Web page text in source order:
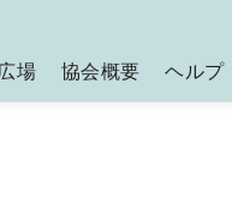
場 協会概要 ヘルプ